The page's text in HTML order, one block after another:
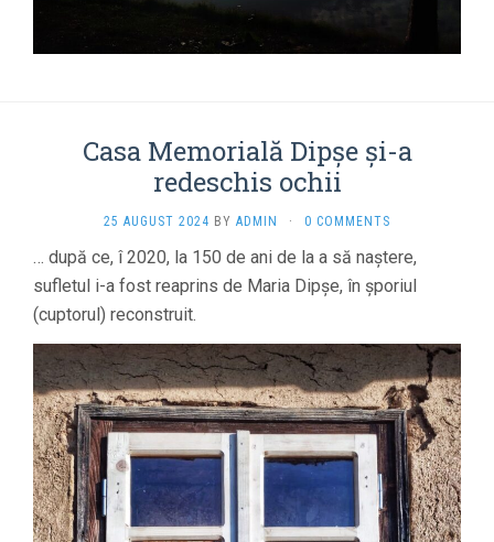
Casa Memorială Dipșe și-a
redeschis ochii
25 AUGUST 2024 BY ADMIN · 0 COMMENTS
… după ce, î 2020, la 150 de ani de la a să naștere,
sufletul i-a fost reaprins de Maria Dipșe, în șporiul
(cuptorul) reconstruit.